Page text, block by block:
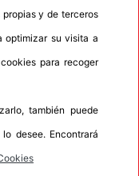
Eprel
y de terceros
optimizar su visita a
para recoger
también puede
desee. Encontrará